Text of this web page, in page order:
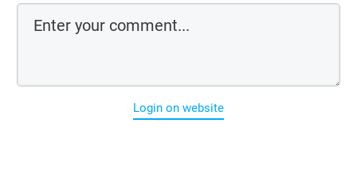
Login on website